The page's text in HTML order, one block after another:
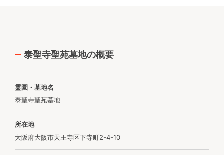
泰聖寺聖苑墓地の概要
霊園・墓地名
泰聖寺聖苑墓地
所在地
大阪府大阪市天王寺区下寺町2-4-10